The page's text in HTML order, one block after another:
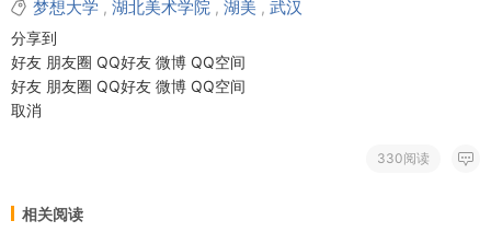
梦想大学 , 湖北美术学院 , 湖美 , 武汉
分享到
好友 朋友圈 QQ好友 微博 QQ空间
好友 朋友圈 QQ好友 微博 QQ空间
取消
330阅读
相关阅读